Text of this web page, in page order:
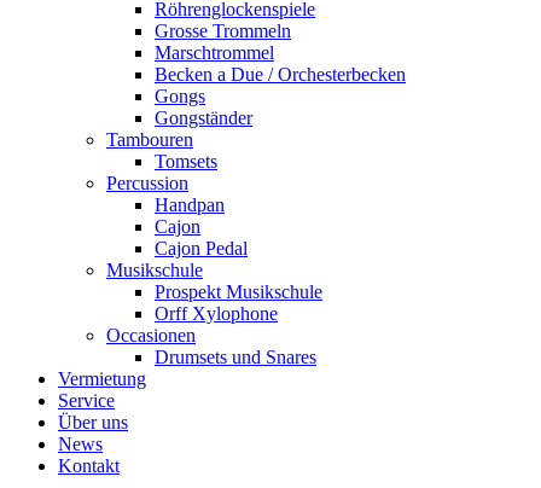
Röhren­glocken­spiele
Grosse Trommeln
Marschtrommel
Becken a Due / Orchester­becken
Gongs
Gongständer
Tambouren
Tomsets
Percussion
Handpan
Cajon
Cajon Pedal
Musikschule
Prospekt Musikschule
Orff Xylophone
Occasionen
Drumsets und Snares
Vermietung
Service
Über uns
News
Kontakt